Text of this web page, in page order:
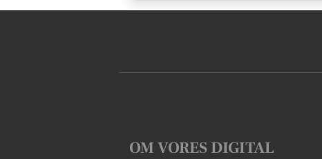
OM VORES DIGITAL